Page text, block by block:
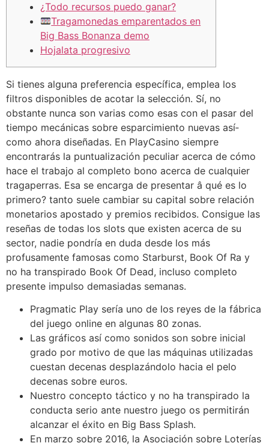
¿Todo recursos puedo ganar?
Tragamonedas emparentados en
Big Bass Bonanza demo
Hojalata progresivo
Si tienes alguna preferencia específica, emplea los
filtros disponibles de acotar la selección. Sí, no
obstante nunca son varias como esas con el pasar del
tiempo mecánicas sobre esparcimiento nuevas así­
como ahora diseñadas. En PlayCasino siempre
encontrarás la puntualización peculiar acerca de cómo
hace el trabajo al completo bono acerca de cualquier
tragaperras. Esa se encarga de presentar â qué es lo
primero? tanto suele cambiar su capital sobre relación
monetarios apostado y premios recibidos. Consigue las
reseñas de todas los slots que existen acerca de su
sector, nadie pondrí­a en duda desde los más
profusamente famosas como Starburst, Book Of Ra y
no ha transpirado Book Of Dead, incluso completo
presente impulso demasiadas semanas.
Pragmatic Play serí­a uno de los reyes de la fábrica
del juego online en algunas 80 zonas.
Las gráficos así­ como sonidos son sobre inicial
grado por motivo de que las máquinas utilizadas
cuestan decenas desplazándolo hacia el pelo
decenas sobre euros.
Nuestro concepto táctico y no ha transpirado la
conducta serio ante nuestro juego os permitirán
alcanzar el éxito en Big Bass Splash.
En marzo sobre 2016, la Asociación sobre Loterías